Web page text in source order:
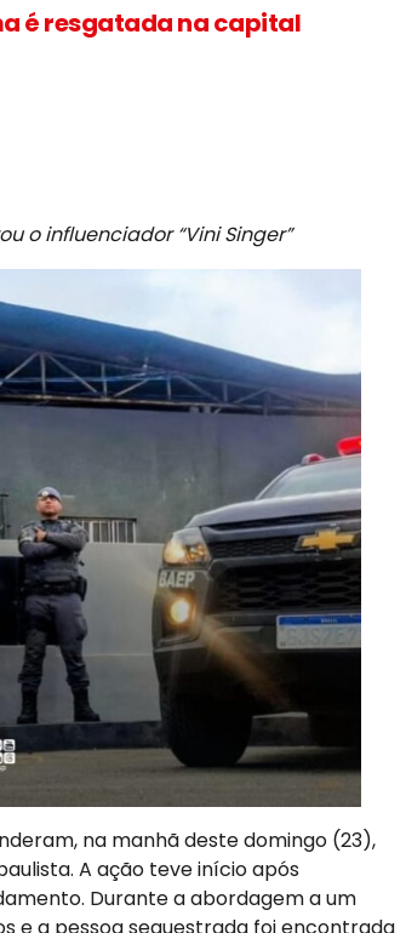
é resgatada na capital
o influenciador “Vini Singer”
na manhã deste domingo (23),
A ação teve início após
Durante a abordagem a um
e a pessoa sequestrada foi encontrada